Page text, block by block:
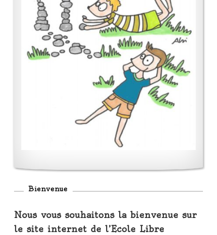
Bienvenue
Nous vous souhaitons la bienvenue sur
le site internet de l’Ecole Libre